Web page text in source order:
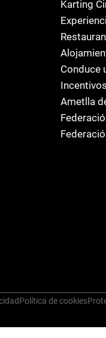
Karting
Conduce
Ametlla
Política de cookies